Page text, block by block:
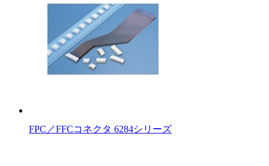
FPC／FFCコネクタ 6284シリーズ